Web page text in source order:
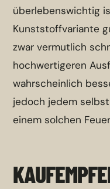
überlebenswichtig
Kunststoffvariante
zwar vermutlich
hochwertigeren
wahrscheinlich
jedoch jedem
einem solchen